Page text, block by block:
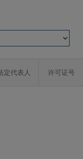
定代表人 许可证号